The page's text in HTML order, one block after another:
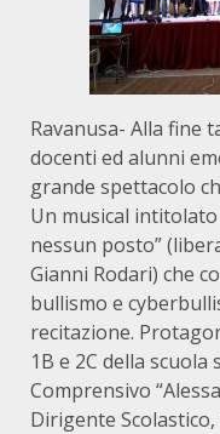
Ravanusa- Alla fine
docenti ed alunni
grande spettacolo
Un musical
nessun posto”
Gianni Rodari) che
bullismo e
recitazione.
1B e 2C della
Comprensivo
Dirigente